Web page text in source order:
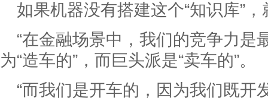
如果机器没有搭建这个“知识库”
“在金融场景中，我们的竞争力是
为“造车的”，而巨头派是“卖车的”。
“而我们是开车的，因为我们既开